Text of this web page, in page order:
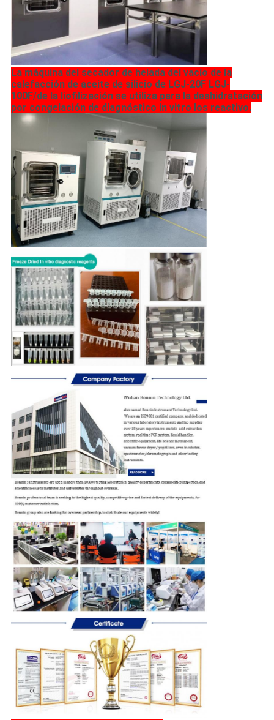
La máquina del secador de helada del vacío de la
calefacción de aceite de silicio de LGJ-20F LGJ-
100F/de la liofilización se utiliza para la deshidratación
por congelación de diagnóstico in vitro los reactivo.